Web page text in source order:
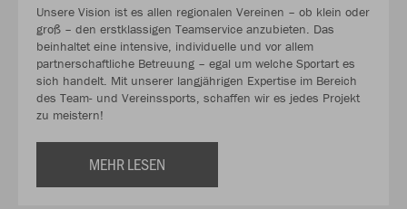
Unsere Vision ist es allen regionalen Vereinen – ob klein oder
groß – den erstklassigen Teamservice anzubieten. Das
beinhaltet eine intensive, individuelle und vor allem
partnerschaftliche Betreuung – egal um welche Sportart es
sich handelt. Mit unserer langjährigen Expertise im Bereich
des Team- und Vereinssports, schaffen wir es jedes Projekt
zu meistern!
MEHR LESEN